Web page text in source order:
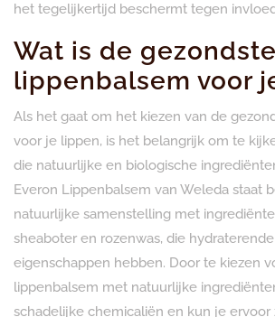
het tegelijkertijd beschermt tegen
Wat is de gezondste
lippenbalsem voor
Als het gaat om het kiezen van de
voor je lippen, is het belangrijk om te
die natuurlijke en biologische
Everon Lippenbalsem van Weleda staat
natuurlijke samenstelling met
sheaboter en rozenwas, die
eigenschappen hebben. Door te kiezen
lippenbalsem met natuurlijke
schadelijke chemicaliën en kun je ervoor